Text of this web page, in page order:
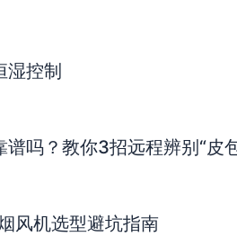
控制
吗？教你3招远程辨别“皮
风机选型避坑指南